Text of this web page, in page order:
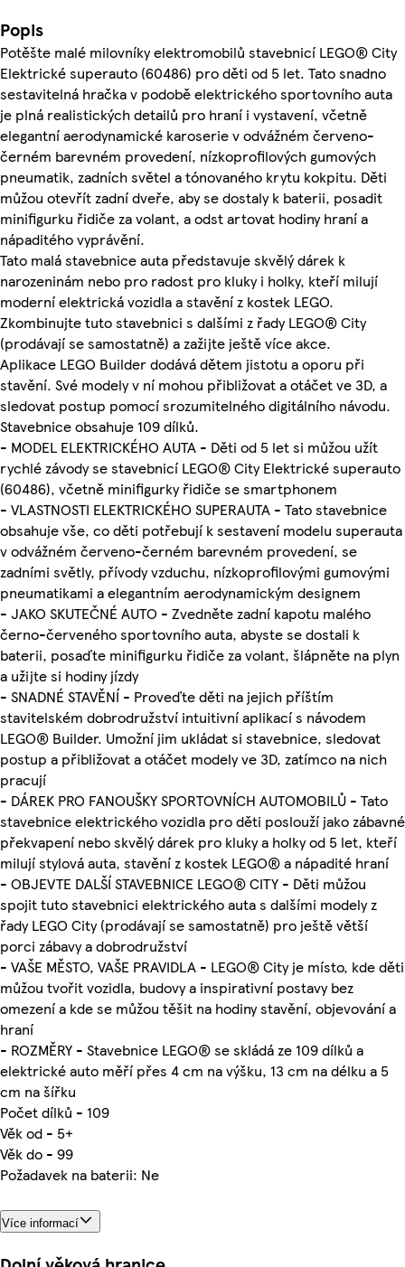
Popis
Potěšte malé milovníky elektromobilů stavebnicí LEGO® City
Elektrické superauto (60486) pro děti od 5 let. Tato snadno
sestavitelná hračka v podobě elektrického sportovního auta
je plná realistických detailů pro hraní i vystavení, včetně
elegantní aerodynamické karoserie v odvážném červeno-
černém barevném provedení, nízkoprofilových gumových
pneumatik, zadních světel a tónovaného krytu kokpitu. Děti
můžou otevřít zadní dveře, aby se dostaly k baterii, posadit
minifigurku řidiče za volant, a odst artovat hodiny hraní a
nápaditého vyprávění.
Tato malá stavebnice auta představuje skvělý dárek k
narozeninám nebo pro radost pro kluky i holky, kteří milují
moderní elektrická vozidla a stavění z kostek LEGO.
Zkombinujte tuto stavebnici s dalšími z řady LEGO® City
(prodávají se samostatně) a zažijte ještě více akce.
Aplikace LEGO Builder dodává dětem jistotu a oporu při
stavění. Své modely v ní mohou přibližovat a otáčet ve 3D, a
sledovat postup pomocí srozumitelného digitálního návodu.
Stavebnice obsahuje 109 dílků.
- MODEL ELEKTRICKÉHO AUTA - Děti od 5 let si můžou užít
rychlé závody se stavebnicí LEGO® City Elektrické superauto
(60486), včetně minifigurky řidiče se smartphonem
- VLASTNOSTI ELEKTRICKÉHO SUPERAUTA - Tato stavebnice
obsahuje vše, co děti potřebují k sestavení modelu superauta
v odvážném červeno-černém barevném provedení, se
zadními světly, přívody vzduchu, nízkoprofilovými gumovými
pneumatikami a elegantním aerodynamickým designem
- JAKO SKUTEČNÉ AUTO - Zvedněte zadní kapotu malého
černo-červeného sportovního auta, abyste se dostali k
baterii, posaďte minifigurku řidiče za volant, šlápněte na plyn
a užijte si hodiny jízdy
- SNADNÉ STAVĚNÍ - Proveďte děti na jejich příštím
stavitelském dobrodružství intuitivní aplikací s návodem
LEGO® Builder. Umožní jim ukládat si stavebnice, sledovat
postup a přibližovat a otáčet modely ve 3D, zatímco na nich
pracují
- DÁREK PRO FANOUŠKY SPORTOVNÍCH AUTOMOBILŮ - Tato
stavebnice elektrického vozidla pro děti poslouží jako zábavné
překvapení nebo skvělý dárek pro kluky a holky od 5 let, kteří
milují stylová auta, stavění z kostek LEGO® a nápadité hraní
- OBJEVTE DALŠÍ STAVEBNICE LEGO® CITY - Děti můžou
spojit tuto stavebnici elektrického auta s dalšími modely z
řady LEGO City (prodávají se samostatně) pro ještě větší
porci zábavy a dobrodružství
- VAŠE MĚSTO, VAŠE PRAVIDLA - LEGO® City je místo, kde děti
můžou tvořit vozidla, budovy a inspirativní postavy bez
omezení a kde se můžou těšit na hodiny stavění, objevování a
hraní
- ROZMĚRY - Stavebnice LEGO® se skládá ze 109 dílků a
elektrické auto měří přes 4 cm na výšku, 13 cm na délku a 5
cm na šířku
Počet dílků - 109
Věk od - 5+
Věk do - 99
Požadavek na baterii: Ne
Více informací